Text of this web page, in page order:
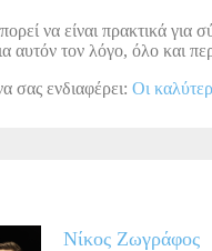
να είναι πρακτικά για
αυτόν τον λόγο, όλο και
σας ενδιαφέρει: Οι
Νίκος Ζωγράφος